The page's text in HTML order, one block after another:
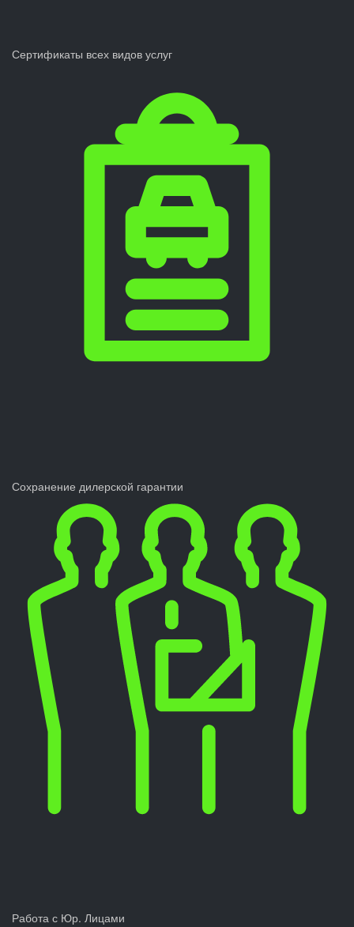
Сертификаты всех видов услуг
Сохранение дилерской гарантии
Работа с Юр. Лицами